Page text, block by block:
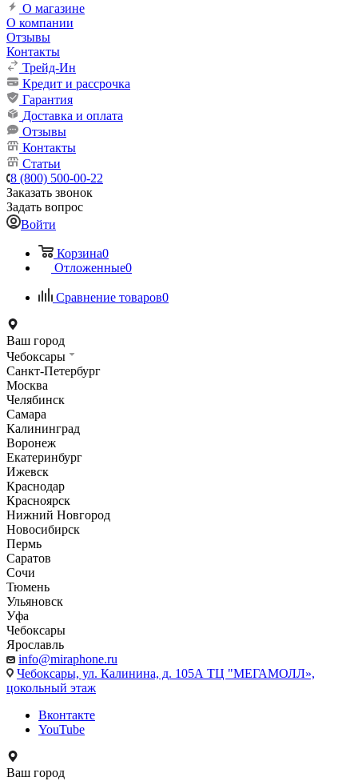
О магазине
О компании
Отзывы
Контакты
Трейд-Ин
Кредит и рассрочка
Гарантия
Доставка и оплата
Отзывы
Контакты
Статьи
8 (800) 500-00-22
Заказать звонок
Задать вопрос
Войти
Корзина0
Отложенные0
Сравнение товаров0
Ваш город
Чебоксары
Санкт-Петербург
Москва
Челябинск
Самара
Калининград
Воронеж
Екатеринбург
Ижевск
Краснодар
Красноярск
Нижний Новгород
Новосибирск
Пермь
Саратов
Сочи
Тюмень
Ульяновск
Уфа
Чебоксары
Ярославль
info@miraphone.ru
Чебоксары, ул. Калинина, д. 105А ТЦ "МЕГАМОЛЛ»,
цокольный этаж
Вконтакте
YouTube
Ваш город